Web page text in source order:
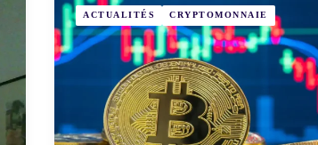
ACTUALITÉS CRYPTOMONNAIE